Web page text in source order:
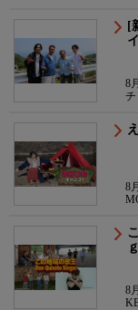
[
8
8
8